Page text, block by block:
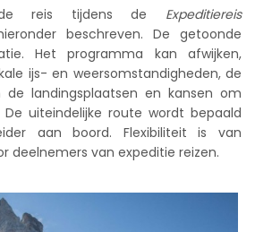
reis tijdens de Expeditiereis
beschreven. De getoonde
Het programma kan afwijken,
ijs- en weersomstandigheden, de
de landingsplaatsen en kansen om
uiteindelijke route wordt bepaald
aan boord. Flexibiliteit is van
deelnemers van expeditie reizen.